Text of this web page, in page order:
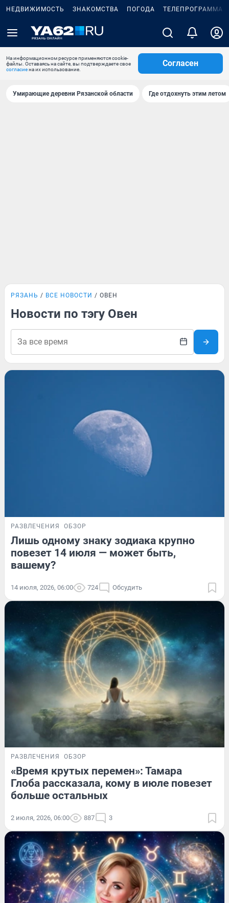
НЕДВИЖИМОСТЬ ЗНАКОМСТВА ПОГОДА ТЕЛЕПРОГРАММА
На информационном ресурсе применяются cookie-
файлы. Оставаясь на сайте, вы подтверждаете свое
согласиена их использование.
Согласен
Умирающие деревни Рязанской области Где отдохнуть этим летом
РЯЗАНЬ ВСЕ НОВОСТИ ОВЕН
Новости по тэгу Овен
РАЗВЛЕЧЕНИЯ ОБЗОР
Лишь одному знаку зодиака крупно
повезет 14 июля — может быть,
вашему?
14 июля, 2026, 06:00 724 Обсудить
РАЗВЛЕЧЕНИЯ ОБЗОР
«Время крутых перемен»: Тамара
Глоба рассказала, кому в июле повезет
больше остальных
2 июля, 2026, 06:00 887 3